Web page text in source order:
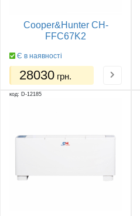
Cooper&Hunter CH-
FFC67K2
Є в наявності
28030 грн.
код: D-12185